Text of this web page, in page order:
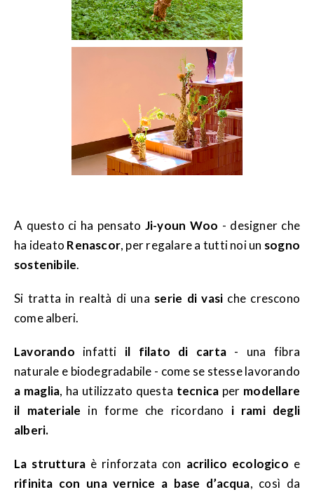
A questo ci ha pensato Ji-youn Woo - designer che
ha ideato Renascor, per regalare a tutti noi un sogno
sostenibile.
Si tratta in realtà di una serie di vasi che crescono
come alberi.
Lavorando infatti il filato di carta - una fibra
naturale e biodegradabile - come se stesse lavorando
a maglia, ha utilizzato questa tecnica per modellare
il materiale in forme che ricordano i rami degli
alberi.
La struttura è rinforzata con acrilico ecologico e
rifinita con una vernice a base d’acqua, così da